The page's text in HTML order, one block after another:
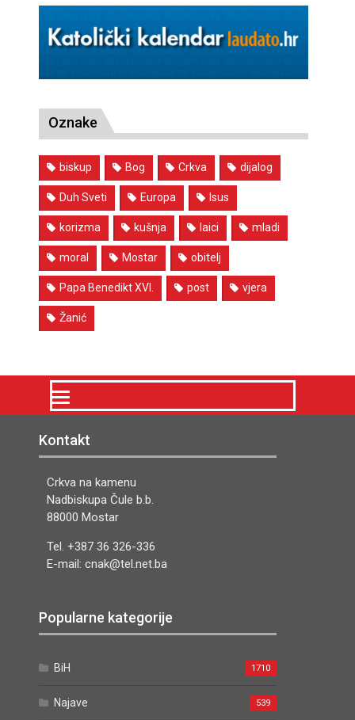
Oznake
biskup Bog Crkva dijalog
Duh Sveti Europa Isus
korizma kušnja laici mladi
moral Mostar obitelj
Papa Benedikt XVI. post vjera
Žanić
Kontakt
Crkva na kamenu
Nadbiskupa Čule b.b.
88000 Mostar
Tel. +387 36 326-336
E-mail: cnak@tel.net.ba
Popularne kategorije
BiH 1710
Najave 539